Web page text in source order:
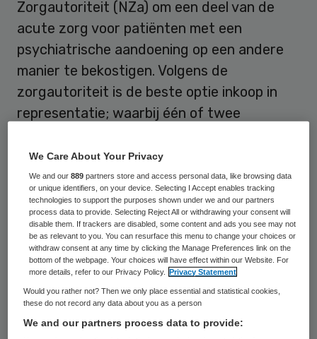
Zorgautoriteit (NZa) om een deel van de
acute zorg voor patiënten met een
psychiatrische aandoening op een andere
manier te bekostigen. Volgens de
zorgautoriteit is de beste optie inkoop in
representatie; waarbij één of twee
psychiatrische zorg samen inkopen.
Blokhuis wil deze vorm van bekostiging
mogelijk maken vanaf 2019.
De staatssecretaris schrijft in eenbrief aan
de Tweede Kamer: “Ik kan mij vinden in de
geadviseerde wijze van bekostiging omdat
deze een goede en tijdige implementatie
van de generieke module ondersteunt en
We Care About Your Privacy
We and our889 partners store and access personal data, like browsing data
or unique identifiers, on your device. Selecting I Accept enables tracking
technologies to support the purposes shown under we and our partners
process data to provide. Selecting Reject All or withdrawing your consent will
disable them. If trackers are disabled, some content and ads you see may not
be as relevant to you. You can resurface this menu to change your choices or
withdraw consent at any time by clicking the Manage Preferences link on the
bottom of the webpage. Your choices will have effect within our Website. For
more details, refer to our Privacy Policy.
Privacy Statement
Would you rather not? Then we only place essential and statistical cookies,
these do not record any data about you as a person
We and our partners process data to provide: